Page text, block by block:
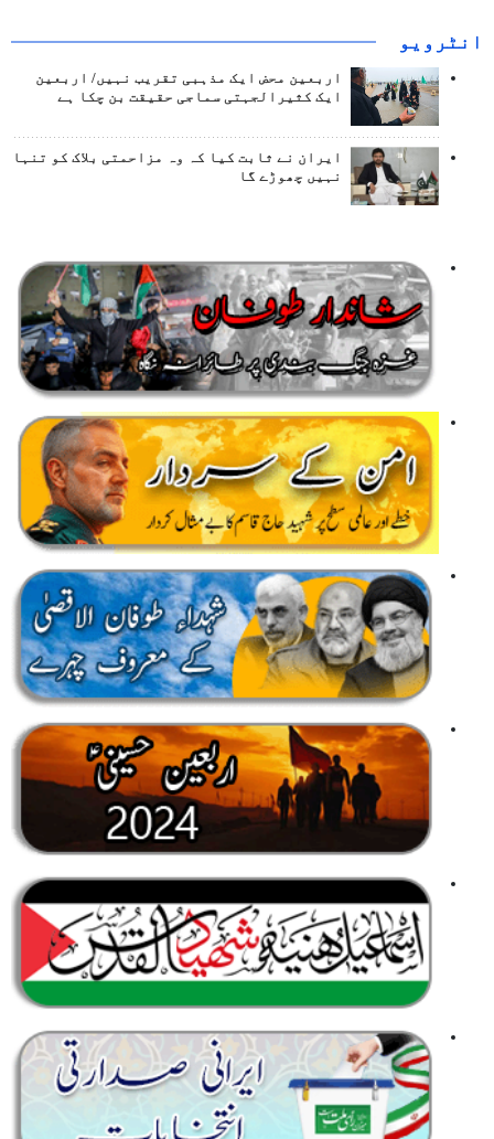
انٹرويو
اربعین محض ایک مذہبی تقریب نہیں/ اربعین
ایک کثیرالجہتی سماجی حقیقت بن چکا ہے
ایران نے ثابت کیا کہ وہ مزاحمتی بلاک کو تنہا
نہیں چھوڑے گا